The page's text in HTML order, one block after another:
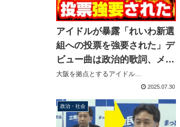
アイドルが暴露「れいわ新選
組への投票を強要された」デ
ビュー曲は政治的歌詞、メン
バー号泣【KSLチャンネル】
大阪を拠点とするアイドル...
2025.07.30
政治・社会